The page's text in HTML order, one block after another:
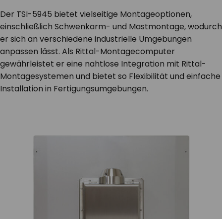
Der TSI-5945 bietet vielseitige Montageoptionen,
einschließlich Schwenkarm- und Mastmontage, wodurch
er sich an verschiedene industrielle Umgebungen
anpassen lässt. Als Rittal-Montagecomputer
gewährleistet er eine nahtlose Integration mit Rittal-
Montagesystemen und bietet so Flexibilität und einfache
Installation in Fertigungsumgebungen.